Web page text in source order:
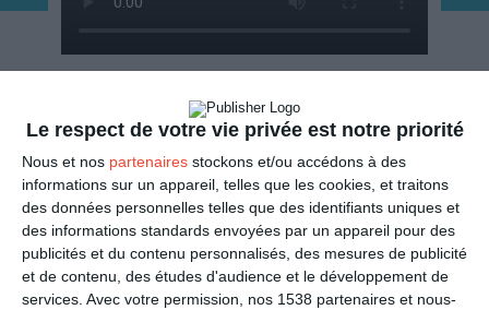
Le respect de votre vie privée est notre priorité
Nous et nos partenaires stockons et/ou accédons à des
informations sur un appareil, telles que les cookies, et traitons
des données personnelles telles que des identifiants uniques et
des informations standards envoyées par un appareil pour des
publicités et du contenu personnalisés, des mesures de publicité
et de contenu, des études d'audience et le développement de
services. Avec votre permission, nos 1538 partenaires et nous-
ENVOYER
Mail(GRATUIT)
SMS (1,80€, en France)
PARTAGER